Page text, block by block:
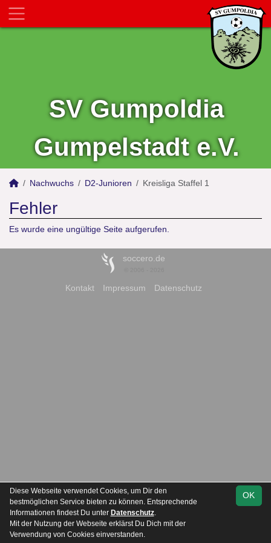
SV Gumpoldia
Gumpelstadt e.V.
Nachwuchs D2-Junioren Kreisliga Staffel 1
Team
Fehler
Es wurde eine ungültige Seite aufgerufen.
soccero.de
Kontakt Impressum Datenschutz
OK
Diese Webseite verwendet Cookies, um Dir den
bestmöglichen Service bieten zu können. Entsprechende
Informationen findest Du unter Datenschutz.
Mit der Nutzung der Webseite erklärst Du Dich mit der
Verwendung von Cookies einverstanden.